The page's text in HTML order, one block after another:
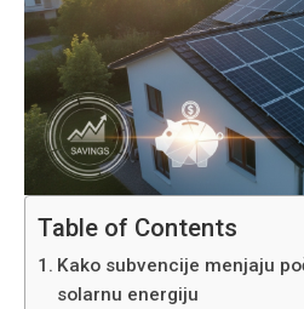
Table of Contents
Kako subvencije menjaju
solarnu energiju